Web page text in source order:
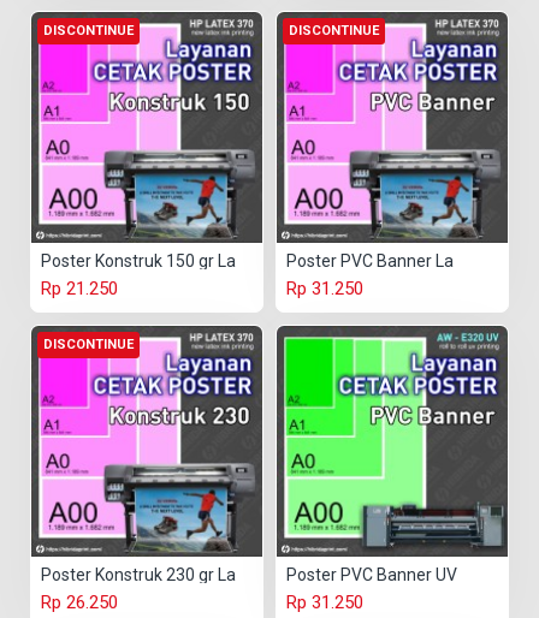
DISCONTINUE
Poster Konstruk 150 gr La
Rp 21.250
DISCONTINUE
Poster PVC Banner La
Rp 31.250
DISCONTINUE
Poster Konstruk 230 gr La
Rp 26.250
Poster PVC Banner UV
Rp 31.250